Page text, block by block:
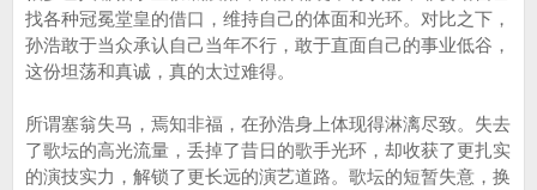
找各种冠冕堂皇的借口，维持自己的体面和光环。对比之下，
孙浩敢于当众承认自己当年不行，敢于直面自己的事业低谷，
这份坦荡和真诚，真的太过难得。
所谓塞翁失马，焉知非福，在孙浩身上体现得淋漓尽致。失去
了歌坛的高光流量，丢掉了昔日的歌手光环，却收获了更扎实
的演技实力，解锁了更长远的演艺道路。歌坛的短暂失意，换